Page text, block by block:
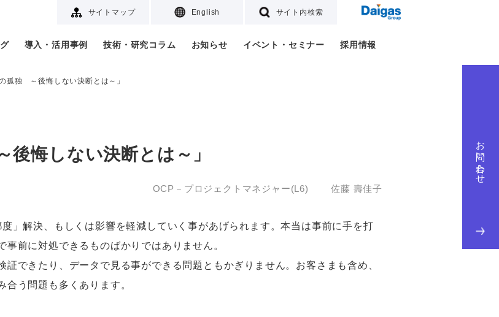
サイトマップ English サイト内検索
導入・活用事例 技術・研究コラム お知らせ イベント・セミナー 採用情報
お問い合わせ
孤独 ～後悔しない決断とは～」
悔しない決断とは～」
OCP－プロジェクトマネジャー(L6) 佐藤 壽佳子
」解決、もしくは影響を軽減していく事があげられます。本当は事前に手を打
前に対処できるものばかりではありません。
できたり、データで見る事ができる問題ともかぎりません。お客さまも含め、
う問題も多くあります。